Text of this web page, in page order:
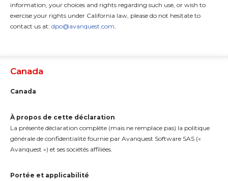
information, your choices and rights regarding such use, or wish to
exercise your rights under California law, please do not hesitate to
contact us at: dpo@avanquest.com
Canada
Canada
À propos de cette déclaration
La présente déclaration complète (mais ne remplace pas) la politique
générale de confidentialité fournie par Avanquest Software SAS («
Avanquest ») et ses sociétés affiliées.
Portée et applicabilité